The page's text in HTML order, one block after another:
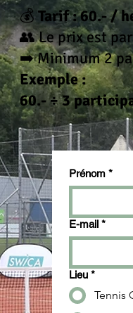
💰Tarif : 60.- /
👥 Le prix est
➡️ Minimum 2
Exemple :
60.- ÷ 3
Prénom *
E-mail *
Lieu *
Tennis